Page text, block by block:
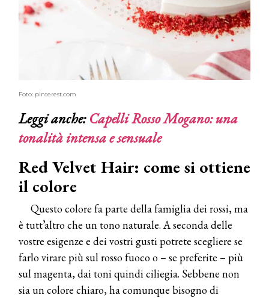
Foto: pinterest.com
Leggi anche:Capelli Rosso Mogano: una
tonalità intensa e sensuale
Red Velvet Hair: come si ottiene
il colore
Questo colore fa parte della famiglia dei rossi, ma
è tutt’altro che un tono naturale. A seconda delle
vostre esigenze e dei vostri gusti potrete scegliere se
farlo virare più sul rosso fuoco o – se preferite – più
sul magenta, dai toni quindi ciliegia. Sebbene non
sia un colore chiaro, ha comunque bisogno di